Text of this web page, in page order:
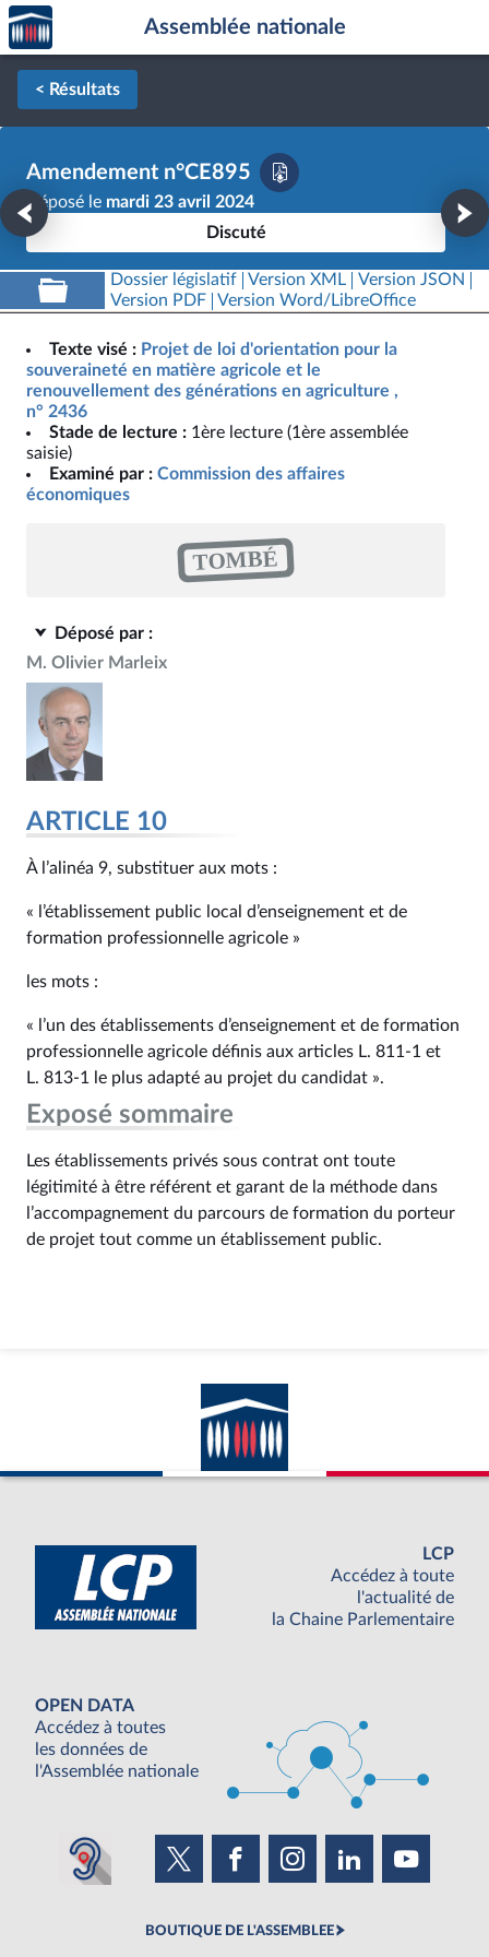
Aller au contenu
Aller en bas de la page
Accèder
à la
page
d'accueil
Assemblée nationale
< Résultats
Amendement n°CE895
Déposé le mardi 23 avril 2024
Discuté
Dossier législatif Version XML
Version JSON
Version PDF
Version Word/LibreOffice
Texte visé : Projet de loi d'orientation pour la
souveraineté en matière agricole et le
renouvellement des générations en agriculture ,
n° 2436
Stade de lecture : 1ère lecture (1ère assemblée
saisie)
Examiné par : Commission des affaires
économiques
TOMBÉ
Déposé par :
M. Olivier Marleix
ARTICLE 10
À l’alinéa 9, substituer aux mots :
« l’établissement public local d’enseignement et de
formation professionnelle agricole »
les mots :
« l’un des établissements d’enseignement et de formation
professionnelle agricole définis aux articles L. 811‑1 et
L. 813‑1 le plus adapté au projet du candidat ».
Exposé sommaire
Les établissements privés sous contrat ont toute
légitimité à être référent et garant de la méthode dans
l’accompagnement du parcours de formation du porteur
de projet tout comme un établissement public.
LCP
Accédez à toute
l'actualité de
la Chaine Parlementaire
OPEN DATA
Accédez à toutes
les données de
l'Assemblée nationale
BOUTIQUE DE L'ASSEMBLEE